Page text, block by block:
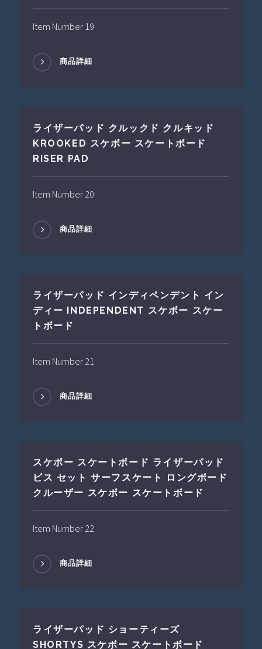
Item Number 19
商品詳細
ライザーパッド クルックド クルキッド
KROOKED スケボー スケートボード
RISER PAD
Item Number 20
商品詳細
ライザーパッド インディペンデント イン
ディー INDEPENDENT スケボー スケー
トボード
Item Number 21
商品詳細
スケボー スケートボード ライザーパッド
ビス セット サーフスケート ロングボード
クルーザー スケボー スケートボード
Item Number 22
商品詳細
ライザーパッド ショーティーズ
SHORTYS スケボー スケートボード